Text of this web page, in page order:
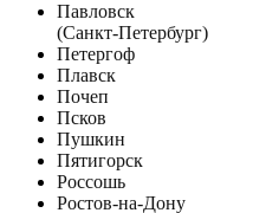
Павловск
(Санкт-Петербург)
Петергоф
Плавск
Почеп
Псков
Пушкин
Пятигорск
Россошь
Ростов-на-Дону